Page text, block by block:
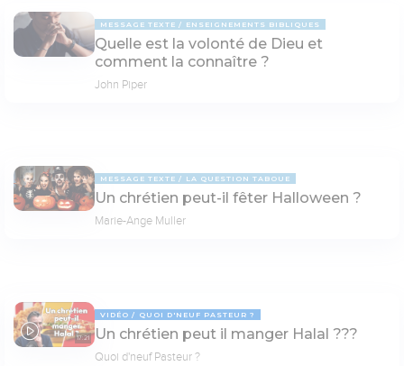
MESSAGE TEXTE ENSEIGNEMENTS BIBLIQUES
Quelle est la volonté de Dieu et
comment la connaître ?
John Piper
MESSAGE TEXTE LA QUESTION TABOUE
Un chrétien peut-il fêter Halloween ?
Marie-Ange Muller
17:21
VIDÉO QUOI D'NEUF PASTEUR ?
Un chrétien peut il manger Halal ???
Quoi d'neuf Pasteur ?